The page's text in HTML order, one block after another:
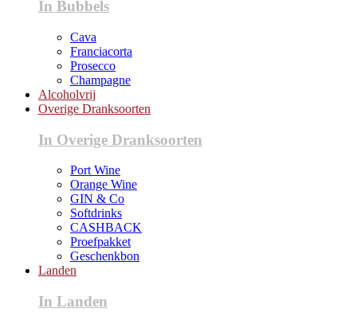
In Bubbels
Cava
Franciacorta
Prosecco
Champagne
Alcoholvrij
Overige Dranksoorten
In Overige Dranksoorten
Port Wine
Orange Wine
GIN & Co
Softdrinks
CASHBACK
Proefpakket
Geschenkbon
Landen
In Landen